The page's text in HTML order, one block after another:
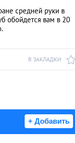
средней руки в
обойдется вам в 20
В ЗАКЛАДКИ
+ Добавить